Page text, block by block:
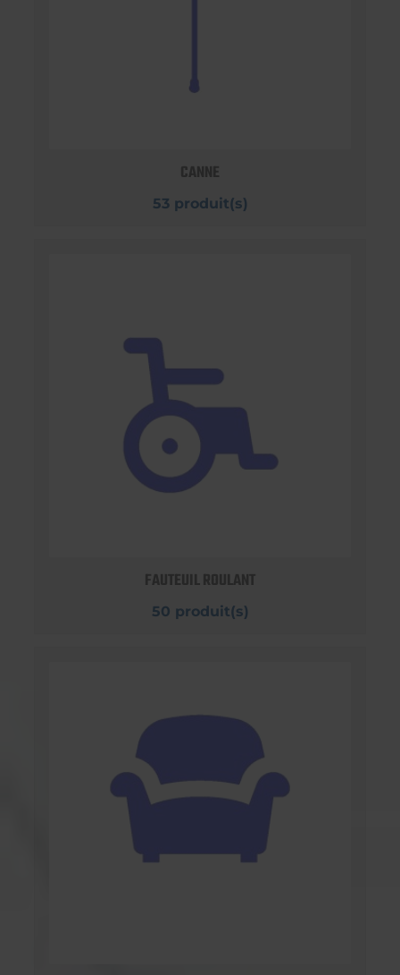
CANNE
53 produit(s)
FAUTEUIL ROULANT
50 produit(s)